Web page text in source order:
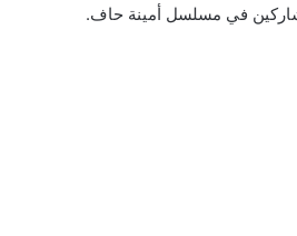
في مسلسل أمينة حاف.